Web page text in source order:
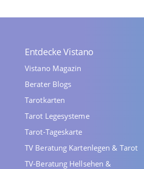
Entdecke Vistano
Vistano Magazin
Berater Blogs
Tarotkarten
Tarot Legesysteme
Tarot-Tageskarte
TV Beratung Kartenlegen & Tarot
TV-Beratung Hellsehen &